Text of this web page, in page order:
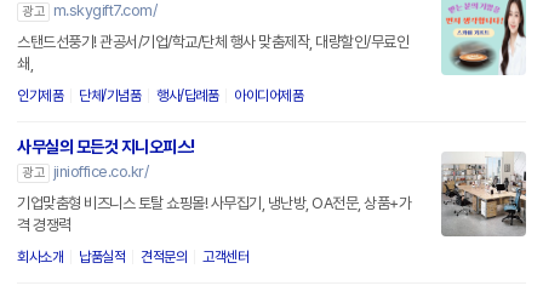
광고
m.skygift7.com/
스탠드선풍기! 관공서/기업/학교/단체 행사 맞춤제작, 대량할인/무료인
쇄,
인기제품 단체/기념품 행사/답례품 아이디어제품
사무실의 모든것 지니오피스!
광고
jinioffice.co.kr/
기업맞춤형 비즈니스 토탈 쇼핑몰! 사무집기, 냉난방, OA전문, 상품+가
격 경쟁력
회사소개 납품실적 견적문의 고객센터